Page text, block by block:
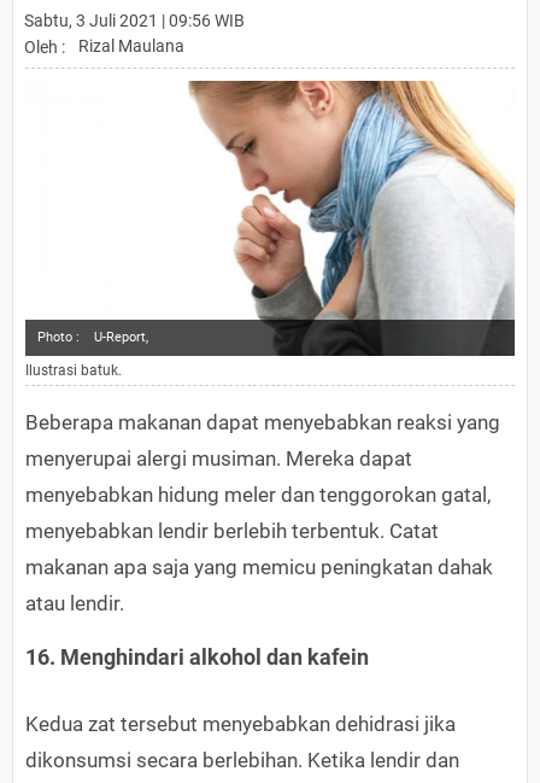
Sabtu, 3 Juli 2021 | 09:56 WIB
Oleh :
Rizal Maulana
Photo : U-Report,
Ilustrasi batuk.
Beberapa makanan dapat menyebabkan reaksi yang
menyerupai alergi musiman. Mereka dapat
menyebabkan hidung meler dan tenggorokan gatal,
menyebabkan lendir berlebih terbentuk. Catat
makanan apa saja yang memicu peningkatan dahak
atau lendir.
16. Menghindari alkohol dan kafein
Kedua zat tersebut menyebabkan dehidrasi jika
dikonsumsi secara berlebihan. Ketika lendir dan